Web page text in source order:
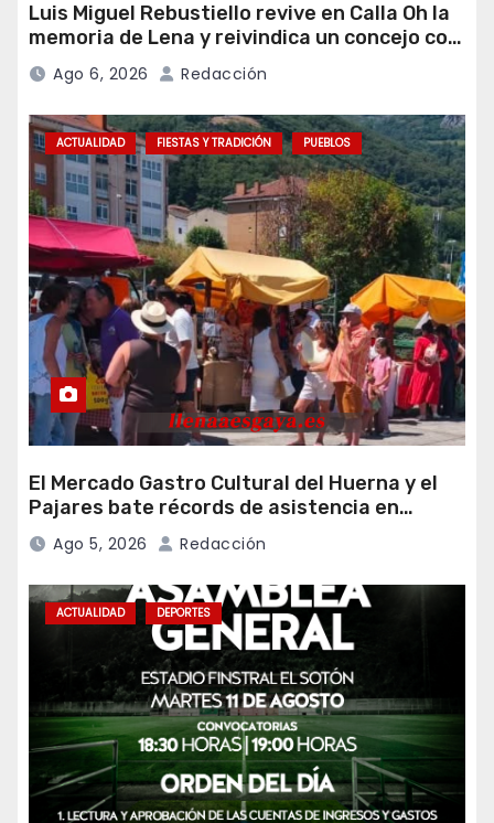
Luis Miguel Rebustiello revive en Calla Oh la
memoria de Lena y reivindica un concejo con
más ambición de futuro
Ago 6, 2026 Redacción
ACTUALIDAD FIESTAS Y TRADICIÓN PUEBLOS
El Mercado Gastro Cultural del Huerna y el
Pajares bate récords de asistencia en
Campomanes
Ago 5, 2026 Redacción
ACTUALIDAD DEPORTES